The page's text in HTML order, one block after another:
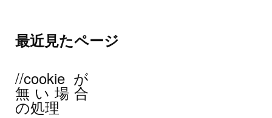
最近見たページ
//cookieが
無い場合
の処理